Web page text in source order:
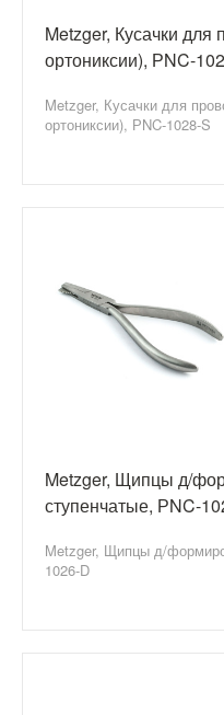
Metzger, Кусачки для
ортониксии), РNC-
Metzger, Кусачки для
ортониксии), РNC-1028-S
Metzger, Щипцы д/
ступенчатые, РNC-
Metzger, Щипцы д/
1026-D